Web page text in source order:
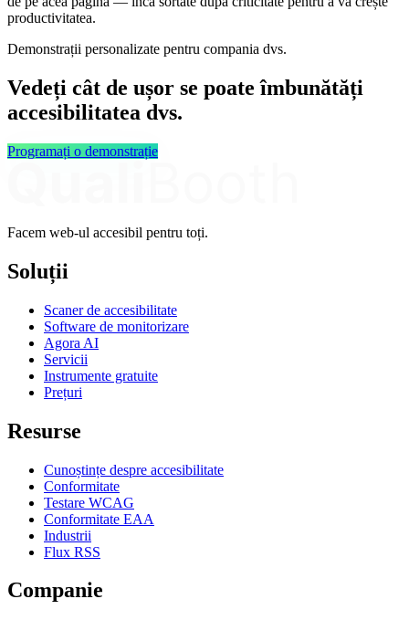
productivitatea.
Demonstrații personalizate pentru compania dvs.
Vedeți cât de ușor se poate îmbunătăți
accesibilitatea dvs.
Programați o demonstrație
Facem web-ul accesibil pentru toți.
Soluții
Scaner de accesibilitate
Software de monitorizare
Agora AI
Servicii
Instrumente gratuite
Prețuri
Resurse
Cunoștințe despre accesibilitate
Conformitate
Testare WCAG
Conformitate EAA
Industrii
Flux RSS
Companie